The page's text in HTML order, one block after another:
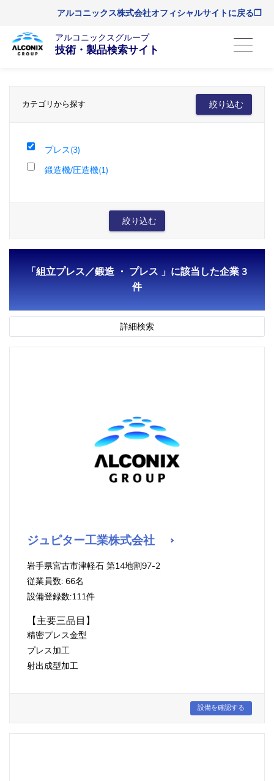
アルコニックス株式会社オフィシャルサイトに戻る❐
アルコニックスグループ
技術・製品検索サイト
カテゴリから探す 絞り込む
プレス(3)
鍛造機/圧造機(1)
絞り込む
「組立プレス／鍛造 ・ プレス 」に該当した企業 3
件
詳細検索
ジュピター工業株式会社
岩手県宮古市津軽石 第14地割97-2
従業員数: 66名
設備登録数:111件
【主要三品目】
精密プレス金型
プレス加工
射出成型加工
設備を確認する